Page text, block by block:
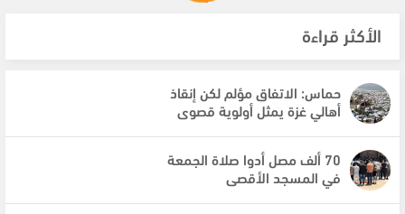
الأكثر قراءة
حماس: الاتفاق مؤلم لكن إنقاذ
أهالي غزة يمثل أولوية قصوى
70 ألف مصل أدوا صلاة الجمعة
في المسجد الأقصى